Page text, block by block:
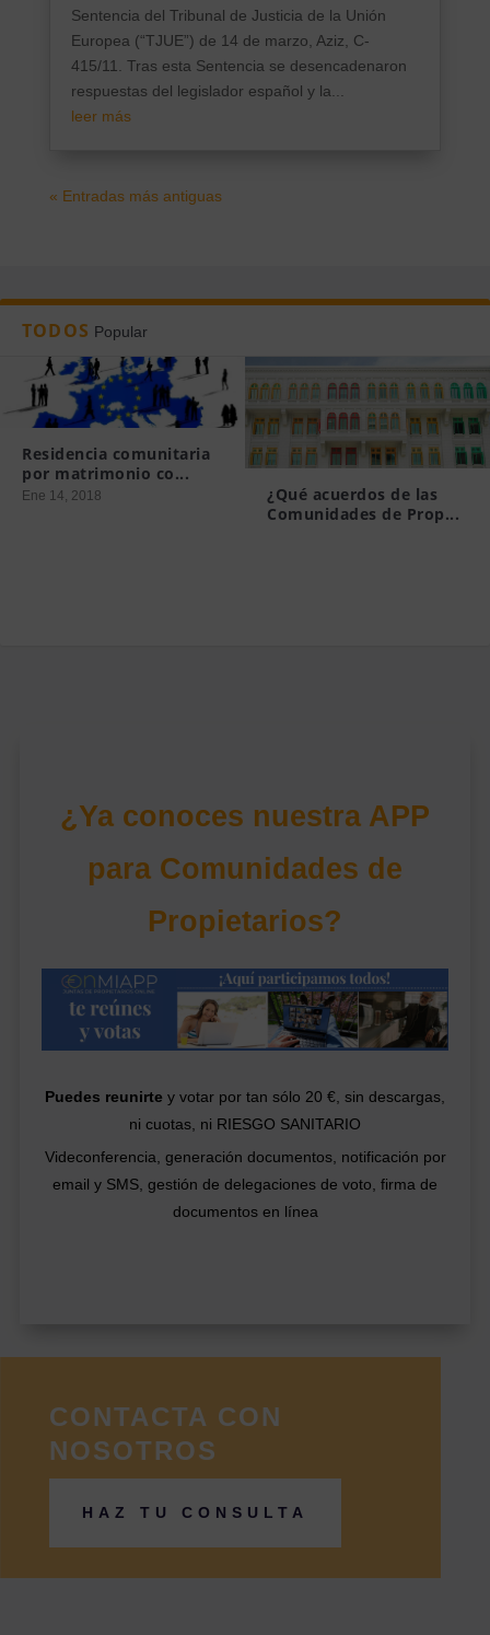
Sentencia del Tribunal de Justicia de la Unión
Europea (“TJUE”) de 14 de marzo, Aziz, C-
415/11. Tras esta Sentencia se desencadenaron
respuestas del legislador español y la...
leer más
« Entradas más antiguas
TODOS Popular
Residencia comunitaria
por matrimonio co...
Ene 14, 2018
¿Qué acuerdos de las
Comunidades de Prop...
¿Ya conoces nuestra APP
para Comunidades de
Propietarios?
Puedes reunirte y votar por tan sólo 20 €, sin descargas,
ni cuotas, ni RIESGO SANITARIO
Videconferencia, generación documentos, notificación por
email y SMS, gestión de delegaciones de voto, firma de
documentos en línea
CONTACTA CON
NOSOTROS
HAZ TU CONSULTA